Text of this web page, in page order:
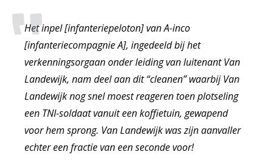
Het inpel [infanteriepeloton] van A-inco
[infanteriecompagnie A], ingedeeld bij het
verkenningsorgaan onder leiding van luitenant Van
Landewijk, nam deel aan dit “cleanen” waarbij Van
Landewijk nog snel moest reageren toen plotseling
een TNI-soldaat vanuit een koffietuin, gewapend
voor hem sprong. Van Landewijk was zijn aanvaller
echter een fractie van een seconde voor!